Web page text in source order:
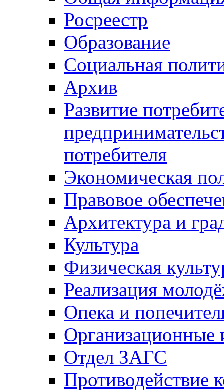
Росреестр
Образование
Социальная
Архив
Развитие
потребителя
Экономическая
Правовое
Архитектура и
Культура
Физическая
Реализация
Опека и
Отдел ЗАГС
Противодействие